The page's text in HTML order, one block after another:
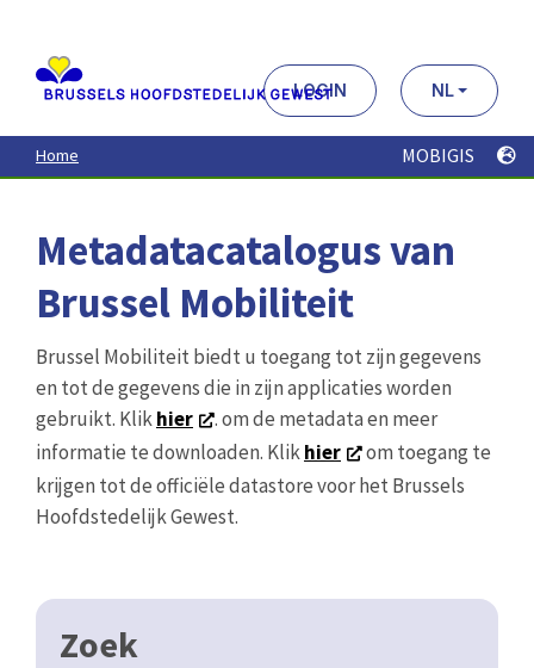
contenu
principal
LOGIN NL
Home MOBIGIS
Metadatacatalogus van
Brussel Mobiliteit
Brussel Mobiliteit biedt u toegang tot zijn gegevens
en tot de gegevens die in zijn applicaties worden
gebruikt. Klikhier
. om de metadata en meer
informatie te downloaden. Klikhier
om toegang te
krijgen tot de officiële datastore voor het Brussels
Hoofdstedelijk Gewest.
Zoek